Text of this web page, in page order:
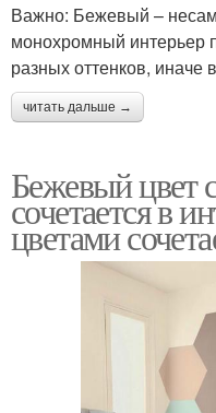
Важно: Бежевый –
монохромный интерьер
разных оттенков, иначе
читать дальше →
Бежевый цвет
сочетается в
цветами